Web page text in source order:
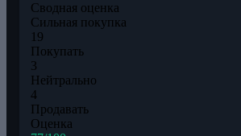
Сводная оценка
Сильная покупка
19
Покупать
3
Нейтрально
4
Продавать
Оценка